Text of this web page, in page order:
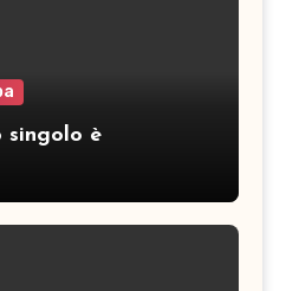
singolo è